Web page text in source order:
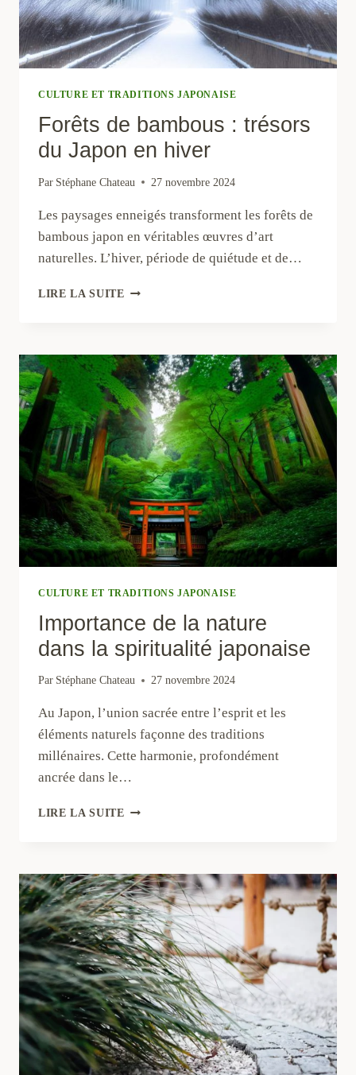
CULTURE ET TRADITIONS JAPONAISE
Forêts de bambous : trésors
du Japon en hiver
Par Stéphane Chateau 27 novembre 2024
Les paysages enneigés transforment les forêts de
bambous japon en véritables œuvres d’art
naturelles. L’hiver, période de quiétude et de…
LIRE LA SUITE FORÊTS
TRÉSORS
DU
JAPON
EN
HIVER
CULTURE ET TRADITIONS JAPONAISE
Importance de la nature
dans la spiritualité japonaise
Par Stéphane Chateau 27 novembre 2024
Au Japon, l’union sacrée entre l’esprit et les
éléments naturels façonne des traditions
millénaires. Cette harmonie, profondément
ancrée dans le…
LIRE LA SUITE IMPORTANCE
DANS
LA
SPIRITUALITÉ
JAPONAISE